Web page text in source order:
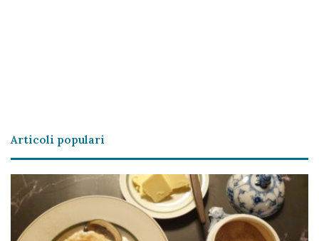
Articoli populari